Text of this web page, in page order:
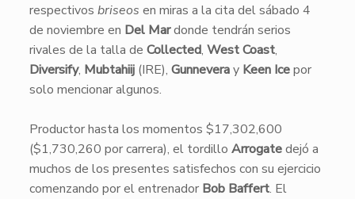
respectivos briseos en miras a la cita del sábado 4
de noviembre en Del Mardonde tendrán serios
rivales de la talla de Collected, West Coast,
Diversify, Mubtahiij(IRE), Gunneveray Keen Icepor
solo mencionar algunos.
​Productor hasta los momentos $17,302,600
($1,730,260 por carrera), el tordillo Arrogatedejó a
muchos de los presentes satisfechos con su ejercicio
comenzando por el entrenador Bob Baffert. El